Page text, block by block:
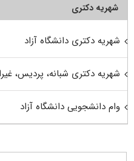
شهریه دکتری
شهریه دکتری دانشگاه آزاد
شهریه دکتری شبانه، پردیس،
وام دانشجویی دانشگاه آزاد